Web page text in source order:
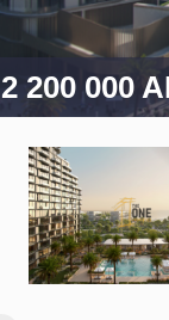
2 200 000